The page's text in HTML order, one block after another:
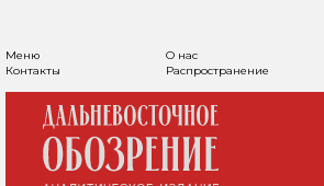
Меню О нас
Контакты
Распространение